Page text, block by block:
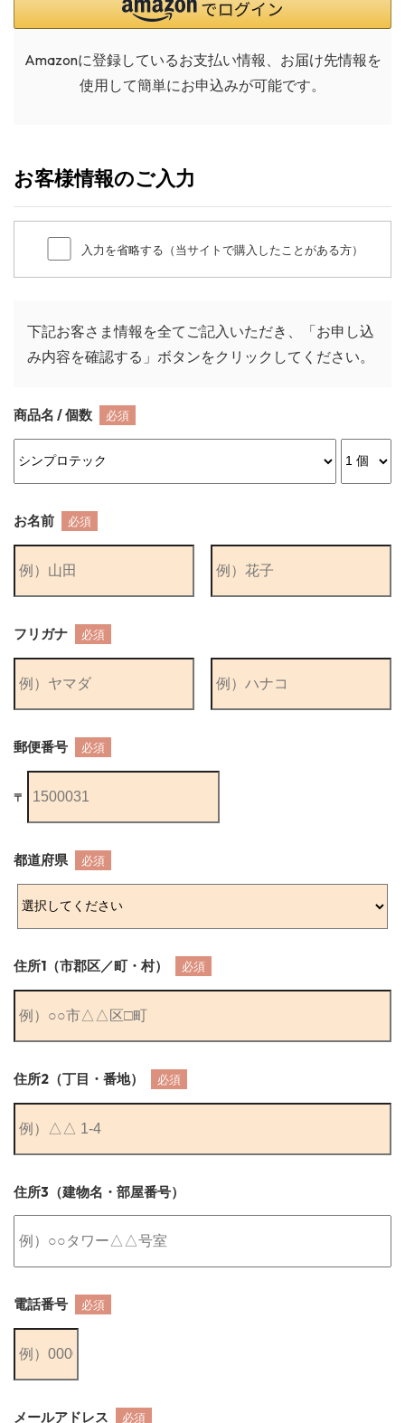
Amazonに登録しているお支払い情報、お届け先情報を
使用して簡単にお申込みが可能です。
お客様情報のご入力
入力を省略する（当サイトで購入したことがある方）
下記お客さま情報を全てご記入いただき、「お申し込
み内容を確認する」ボタンをクリックしてください。
商品名 / 個数 必須
お名前 必須
フリガナ 必須
郵便番号 必須
〒
都道府県 必須
住所1（市郡区／町・村） 必須
住所2（丁目・番地） 必須
住所3（建物名・部屋番号）
電話番号 必須
メールアドレス 必須